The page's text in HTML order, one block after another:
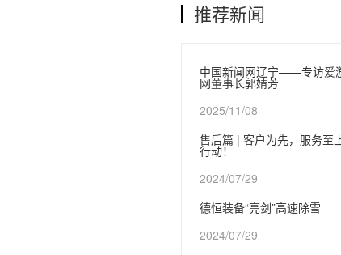
推荐新闻
中国新闻网辽宁——专访爱
网董事长郭婧芳
2025/11/08
售后篇 | 客户为先，服务至
行动！
2024/07/29
德恒装备“亮剑”高速除雪
2024/07/29